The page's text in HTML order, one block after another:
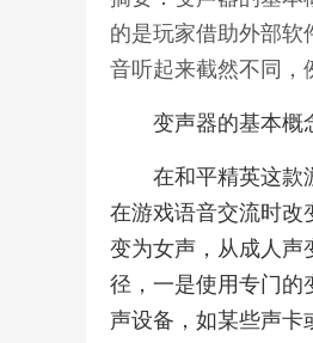
的是玩家借助外部软
音听起来截然不同，
变声器的基本概
在和平精英这款
在游戏语音交流时改
变为女声，从成人声
径，一是使用专门的
声设备，如某些声卡